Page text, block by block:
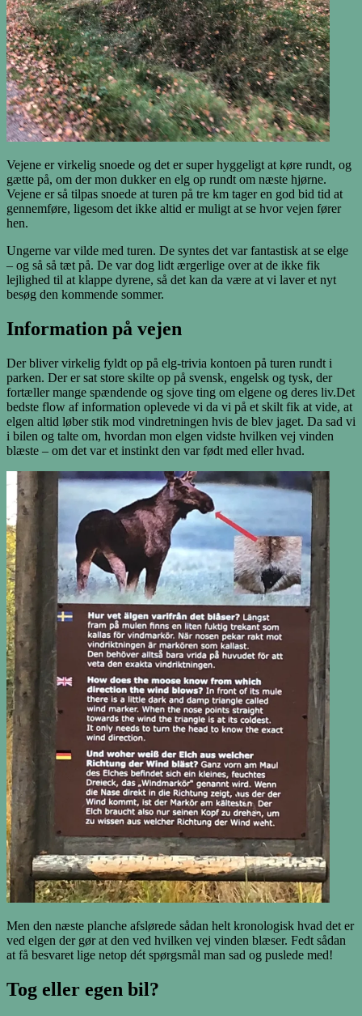
Vejene er virkelig snoede og det er super hyggeligt at køre rundt, og
gætte på, om der mon dukker en elg op rundt om næste hjørne.
Vejene er så tilpas snoede at turen på tre km tager en god bid tid at
gennemføre, ligesom det ikke altid er muligt at se hvor vejen fører
hen.
Ungerne var vilde med turen. De syntes det var fantastisk at se elge
– og så så tæt på. De var dog lidt ærgerlige over at de ikke fik
lejlighed til at klappe dyrene, så det kan da være at vi laver et nyt
besøg den kommende sommer.
Information på vejen
Der bliver virkelig fyldt op på elg-trivia kontoen på turen rundt i
parken. Der er sat store skilte op på svensk, engelsk og tysk, der
fortæller mange spændende og sjove ting om elgene og deres liv.Det
bedste flow af information oplevede vi da vi på et skilt fik at vide, at
elgen altid løber stik mod vindretningen hvis de blev jaget. Da sad vi
i bilen og talte om, hvordan mon elgen vidste hvilken vej vinden
blæste – om det var et instinkt den var født med eller hvad.
Men den næste planche afslørede sådan helt kronologisk hvad det er
ved elgen der gør at den ved hvilken vej vinden blæser. Fedt sådan
at få besvaret lige netop dét spørgsmål man sad og puslede med!
Tog eller egen bil?